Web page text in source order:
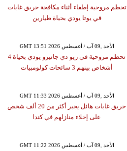
تحطم مروحية إطفاء أثناء مكافحة حريق غابات
في يوتا يودي بحياة طيارين
GMT 13:51 2026 الأحد ,09 آب / أغسطس
تحطم مروحية في ريو دي جانيرو يودي بحياة 4
أشخاص بينهم 3 سائحات كولومبيات
GMT 11:33 2026 الأحد ,09 آب / أغسطس
حريق غابات هائل يجبر أكثر من 20 ألف شخص
على إخلاء منازلهم في كندا
GMT 11:22 2026 الأحد ,09 آب / أغسطس